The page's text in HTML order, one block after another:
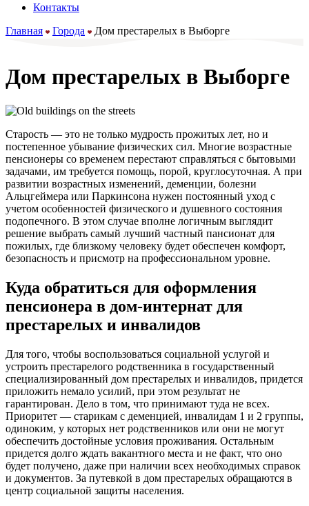
Контакты
Главная
Города Дом престарелых в Выборге
Дом престарелых в Выборге
Старость — это не только мудрость прожитых лет, но и
постепенное убывание физических сил. Многие возрастные
пенсионеры со временем перестают справляться с бытовыми
задачами, им требуется помощь, порой, круглосуточная. А при
развитии возрастных изменений, деменции, болезни
Альцгеймера или Паркинсона нужен постоянный уход с
учетом особенностей физического и душевного состояния
подопечного. В этом случае вполне логичным выглядит
решение выбрать самый лучший частный пансионат для
пожилых, где близкому человеку будет обеспечен комфорт,
безопасность и присмотр на профессиональном уровне.
Куда обратиться для оформления
пенсионера в дом-интернат для
престарелых и инвалидов
Для того, чтобы воспользоваться социальной услугой и
устроить престарелого родственника в государственный
специализированный дом престарелых и инвалидов, придется
приложить немало усилий, при этом результат не
гарантирован. Дело в том, что принимают туда не всех.
Приоритет — старикам с деменцией, инвалидам 1 и 2 группы,
одиноким, у которых нет родственников или они не могут
обеспечить достойные условия проживания. Остальным
придется долго ждать вакантного места и не факт, что оно
будет получено, даже при наличии всех необходимых справок
и документов. За путевкой в дом престарелых обращаются в
центр социальной защиты населения.